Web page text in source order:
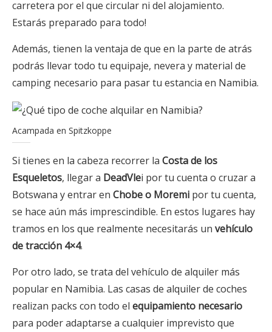
carretera por el que circular ni del alojamiento.
Estarás preparado para todo!
Además, tienen la ventaja de que en la parte de atrás
podrás llevar todo tu equipaje, nevera y material de
camping necesario para pasar tu estancia en Namibia.
Acampada en Spitzkoppe
Si tienes en la cabeza recorrer la Costa de los
Esqueletos, llegar a DeadVlei por tu cuenta o cruzar a
Botswana y entrar en Chobe o Moremi por tu cuenta,
se hace aún más imprescindible. En estos lugares hay
tramos en los que realmente necesitarás un vehículo
de tracción 4×4.
Por otro lado, se trata del vehículo de alquiler más
popular en Namibia. Las casas de alquiler de coches
realizan packs con todo el equipamiento necesario
para poder adaptarse a cualquier imprevisto que